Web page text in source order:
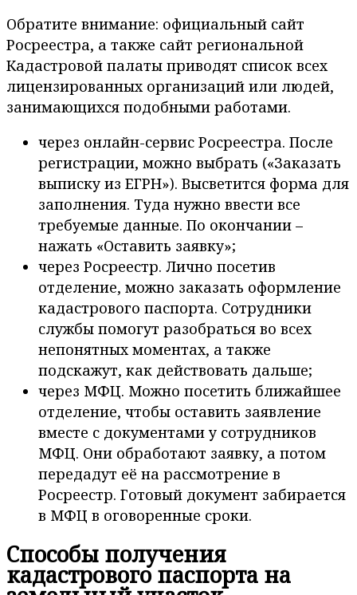
Обратите внимание: официальный сайт
Росреестра, а также сайт региональной
Кадастровой палаты приводят список всех
лицензированных организаций или людей,
занимающихся подобными работами.
через онлайн-сервис Росреестра. После
регистрации, можно выбрать («Заказать
выписку из ЕГРН»). Высветится форма для
заполнения. Туда нужно ввести все
требуемые данные. По окончании –
нажать «Оставить заявку»;
через Росреестр. Лично посетив
отделение, можно заказать оформление
кадастрового паспорта. Сотрудники
службы помогут разобраться во всех
непонятных моментах, а также
подскажут, как действовать дальше;
через МФЦ. Можно посетить ближайшее
отделение, чтобы оставить заявление
вместе с документами у сотрудников
МФЦ. Они обработают заявку, а потом
передадут её на рассмотрение в
Росреестр. Готовый документ забирается
в МФЦ в оговоренные сроки.
Способы получения
кадастрового паспорта на